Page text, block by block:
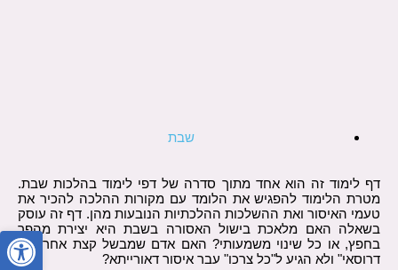
שבת
דף לימוד זה הוא אחד מתוך סדרה של דפי לימוד בהלכות שבת.
מטרת הלימוד להפגיש את הלומד עם מקורות ההלכה להכיר את
טעמי האיסור ואת ההשלכות ההלכתיות הנובעות מהן. דף זה עוסק
בשאלה האם מלאכת בישול האסורה בשבת היא יצירת מהפך
בחפץ, או כל שינוי משמעותי? האם אדם שמבשל קצת אחרי "בן
דרוסאי" ולא הגיע ל"כל צרכו" עבר איסור דאורייתא?
פתח